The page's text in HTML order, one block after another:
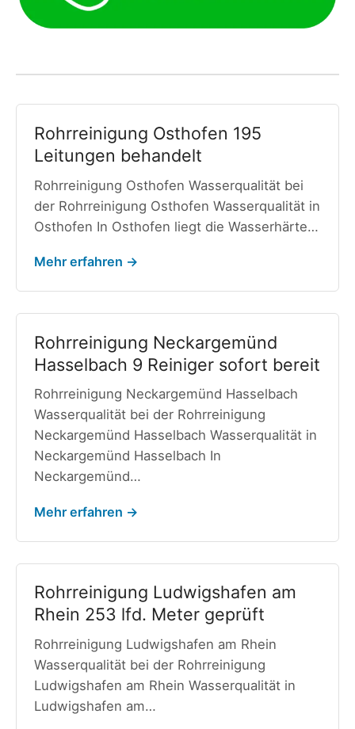
Rohrreinigung Osthofen 195
Leitungen behandelt
Rohrreinigung Osthofen Wasserqualität bei
der Rohrreinigung Osthofen Wasserqualität in
Osthofen In Osthofen liegt die Wasserhärte…
Mehr erfahren →
Rohrreinigung Neckargemünd
Hasselbach 9 Reiniger sofort bereit
Rohrreinigung Neckargemünd Hasselbach
Wasserqualität bei der Rohrreinigung
Neckargemünd Hasselbach Wasserqualität in
Neckargemünd Hasselbach In
Neckargemünd…
Mehr erfahren →
Rohrreinigung Ludwigshafen am
Rhein 253 lfd. Meter geprüft
Rohrreinigung Ludwigshafen am Rhein
Wasserqualität bei der Rohrreinigung
Ludwigshafen am Rhein Wasserqualität in
Ludwigshafen am…